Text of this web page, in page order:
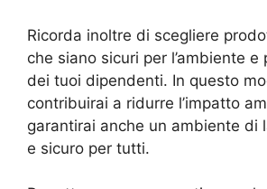
Ricorda inoltre di scegliere
che siano sicuri per l’ambiente e
dei tuoi dipendenti. In questo
contribuirai a ridurre l’impatto
garantirai anche un ambiente di
e sicuro per tutti.